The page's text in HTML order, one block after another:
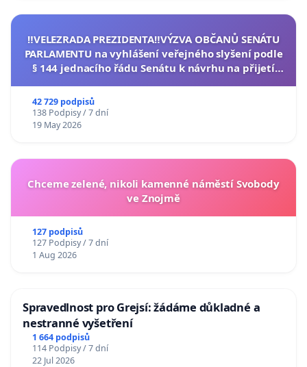
‼️VELEZRADA PREZIDENTA‼️VÝZVA OBČANŮ SENÁTU
PARLAMENTU na vyhlášení veřejného slyšení podle
§ 144 jednacího řádu Senátu k návrhu na přijetí
42 729 podpisů
138 Podpisy / 7 dní
19 May 2026
Chceme zelené, nikoli kamenné náměstí Svobody
ve Znojmě
127 podpisů
127 Podpisy / 7 dní
1 Aug 2026
Spravedlnost pro Grejsí: žádáme důkladné a
nestranné vyšetření
1 664 podpisů
114 Podpisy / 7 dní
22 Jul 2026